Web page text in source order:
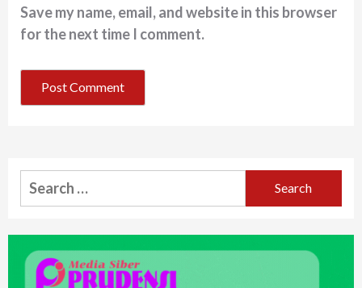
Save my name, email, and website in this browser
for the next time I comment.